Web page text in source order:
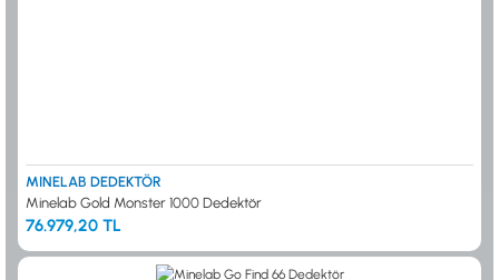
MINELAB DEDEKTÖR
Minelab Gold Monster 1000 Dedektör
76.979,20 TL